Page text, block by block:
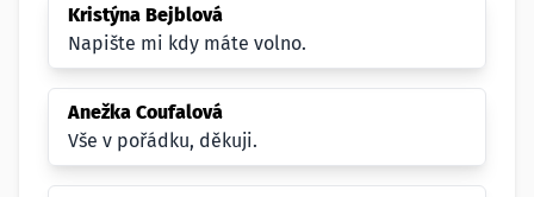
Kristýna Bejblová
Napište mi kdy máte volno.
Anežka Coufalová
Vše v pořádku, děkuji.